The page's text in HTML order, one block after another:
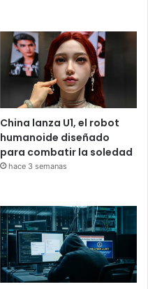
China lanza U1, el robot
humanoide diseñado
para combatir la soledad
hace 3 semanas